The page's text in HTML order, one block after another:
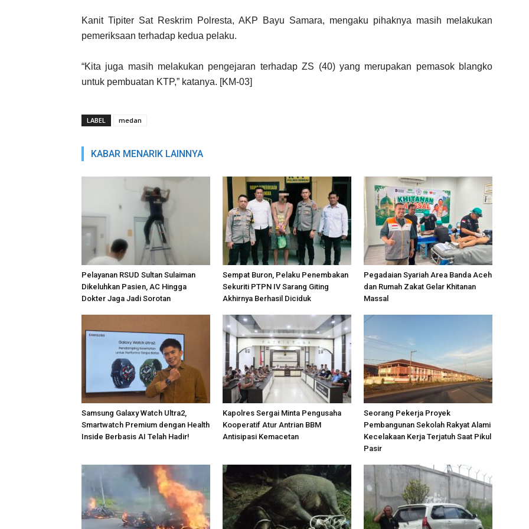
Kanit Tipiter Sat Reskrim Polresta, AKP Bayu Samara, mengaku pihaknya masih melakukan
pemeriksaan terhadap kedua pelaku.
“Kita juga masih melakukan pengejaran terhadap ZS (40) yang merupakan pemasok blangko
untuk pembuatan KTP,” katanya. [KM-03]
LABEL medan
KABAR MENARIK LAINNYA
Pelayanan RSUD Sultan Sulaiman
Dikeluhkan Pasien, AC Hingga
Dokter Jaga Jadi Sorotan
Sempat Buron, Pelaku Penembakan
Sekuriti PTPN IV Sarang Giting
Akhirnya Berhasil Diciduk
Pegadaian Syariah Area Banda Aceh
dan Rumah Zakat Gelar Khitanan
Massal
Samsung Galaxy Watch Ultra2,
Smartwatch Premium dengan Health
Inside Berbasis AI Telah Hadir!
Kapolres Sergai Minta Pengusaha
Kooperatif Atur Antrian BBM
Antisipasi Kemacetan
Seorang Pekerja Proyek
Pembangunan Sekolah Rakyat Alami
Kecelakaan Kerja Terjatuh Saat Pikul
Pasir